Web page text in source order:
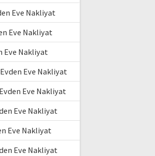
Eve Nakliyat
Eve Nakliyat
Eve Nakliyat
Eve Nakliyat
Eve Nakliyat
Eve Nakliyat
Eve Nakliyat
Eve Nakliyat